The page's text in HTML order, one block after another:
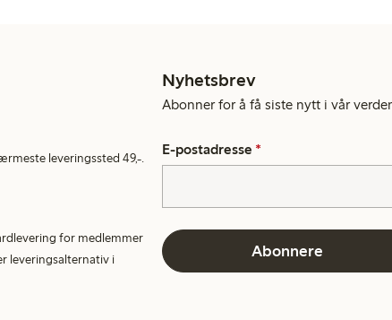
leveringssted 49,-.
for medlemmer
leveringsalternativ i
Nyhetsbrev
Abonner for å få siste nytt i vår
E-postadresse *
Abonnere